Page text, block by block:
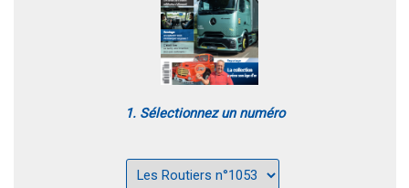
1. Sélectionnez un numéro